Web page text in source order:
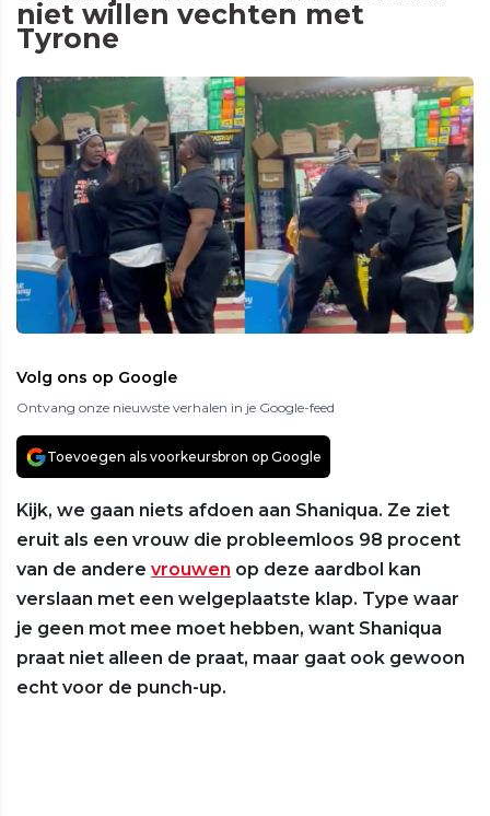
niet willen vechten met
Tyrone
Volg ons op Google
Ontvang onze nieuwste verhalen in je Google-feed
Toevoegen als voorkeursbron op Google
Kijk, we gaan niets afdoen aan Shaniqua. Ze ziet
eruit als een vrouw die probleemloos 98 procent
van de andere vrouwen op deze aardbol kan
verslaan met een welgeplaatste klap. Type waar
je geen mot mee moet hebben, want Shaniqua
praat niet alleen de praat, maar gaat ook gewoon
echt voor de punch-up.